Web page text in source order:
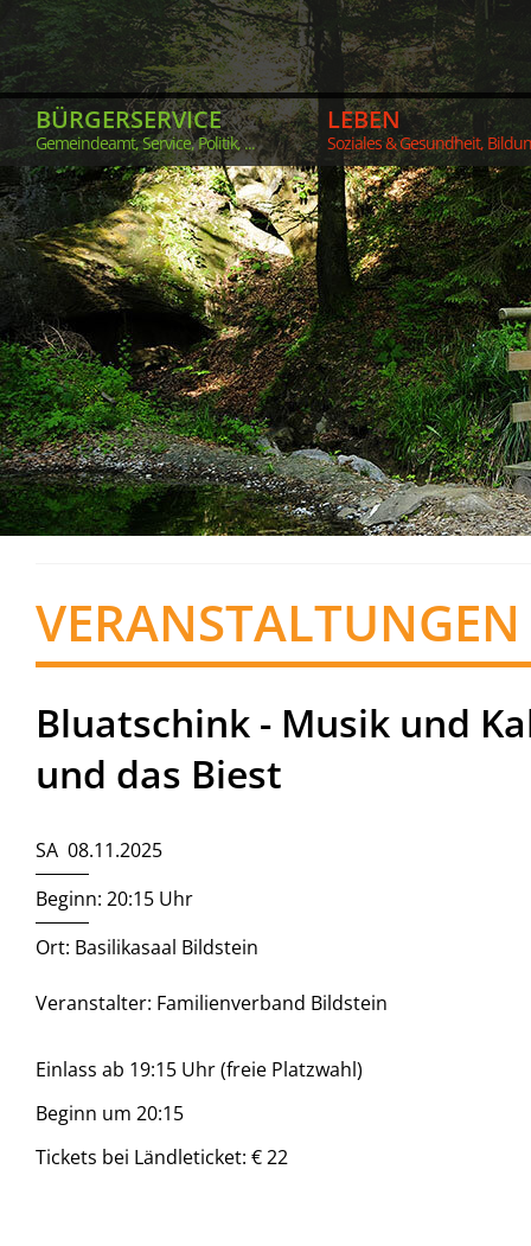
BÜRGERSERVICE
Gemeindeamt, Service, Politik, ...
LEBEN
Soziales & Gesundheit,
VERANSTALTUNGEN
Bluatschink - Musik und
und das Biest
SA 08.11.2025
Beginn: 20:15 Uhr
Ort: Basilikasaal Bildstein
Veranstalter: Familienverband Bildstein
Einlass ab 19:15 Uhr (freie Platzwahl)
Beginn um 20:15
Tickets bei Ländleticket: € 22